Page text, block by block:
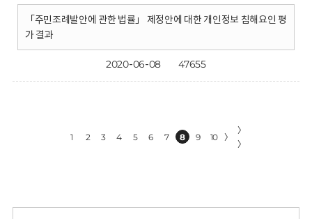
「주민조례발안에 관한 법률」 제정안에 대한 개인정보 침해요인 평
가 결과
2020-06-08 47655
1 2 3 4 5 6 7 8 9 10 〉
〉
〉